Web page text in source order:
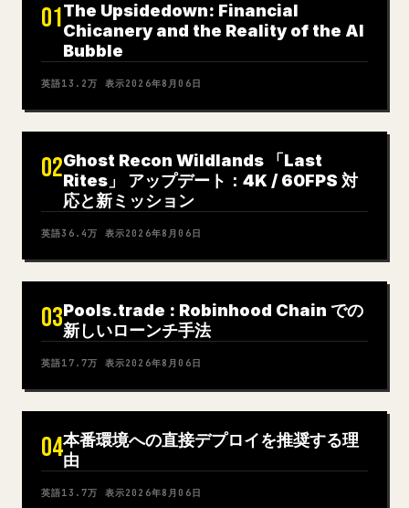
01The Upsidedown: Financial
Chicanery and the Reality of the AI
Bubble
英語13.2万 表示2026年8月06日
02Ghost Recon Wildlands 「Last
Rites」 アップデート：4K / 60FPS 対
応と新ミッション
英語36.4万 表示2026年8月06日
03Pools.trade : Robinhood Chain での
新しいローンチ手法
英語17.7万 表示2026年8月06日
04本番環境への直接デプロイを推奨する理
由
英語13.7万 表示2026年8月06日